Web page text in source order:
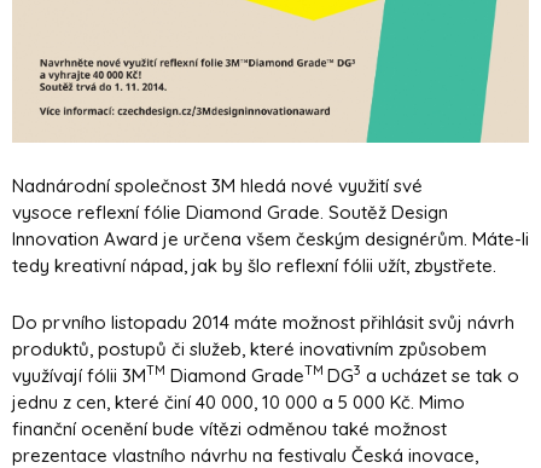
Nadnárodní společnost 3M hledá nové využití své
vysoce reflexní fólie Diamond Grade. Soutěž Design
Innovation Award je určena všem českým designérům. Máte-li
tedy kreativní nápad, jak by šlo reflexní fólii užít, zbystřete.
Do prvního listopadu 2014 máte možnost přihlásit svůj návrh
produktů, postupů či služeb, které inovativním způsobem
využívají fólii 3MTM Diamond GradeTM DG3 a ucházet se tak o
jednu z cen, které činí 40 000, 10 000 a 5 000 Kč. Mimo
finanční ocenění bude vítězi odměnou také možnost
prezentace vlastního návrhu na festivalu Česká inovace,